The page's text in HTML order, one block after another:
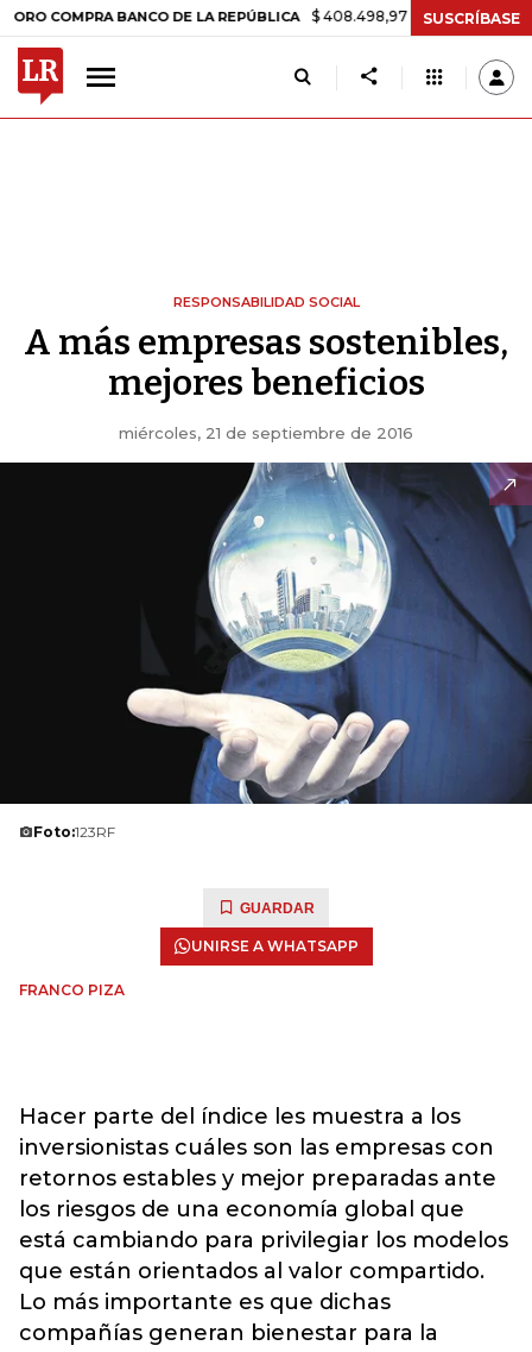
BANCO DE LA REPÚBLICA $ 408.498,97 +$ 8.753,81 +2,19%
SUSCRÍBASE
RESPONSABILIDAD SOCIAL
A más empresas sostenibles,
mejores beneficios
miércoles, 21 de septiembre de 2016
Foto:123RF
GUARDAR
UNIRSE A WHATSAPP
FRANCO PIZA
Hacer parte del índice les muestra a los
inversionistas cuáles son las empresas con
retornos estables y mejor preparadas ante
los riesgos de una economía global que
está cambiando para privilegiar los modelos
que están orientados al valor compartido.
Lo más importante es que dichas
compañías generan bienestar para la